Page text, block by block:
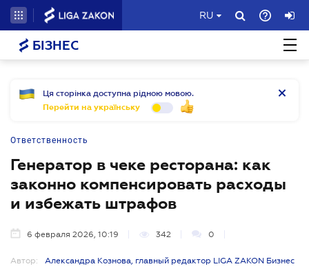
RU
БІЗНЕС
Ця сторінка доступна рідною мовою.
Перейти на українську
Ответственность
Генератор в чеке ресторана: как
законно компенсировать расходы
и избежать штрафов
6 февраля 2026, 10:19 342 0
Автор: Александра Кознова, главный редактор LIGA ZAKON Бизнес